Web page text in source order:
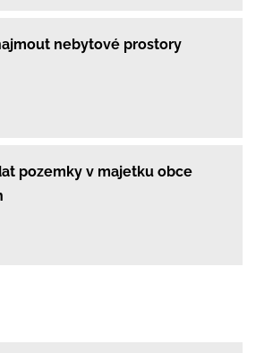
nebytové prostory
pozemky v majetku obce